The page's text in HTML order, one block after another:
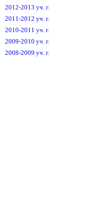
2012-2013 уч. г.
2011-2012 уч. г.
2010-2011 уч. г.
2009-2010 уч. г.
2008-2009 уч. г.